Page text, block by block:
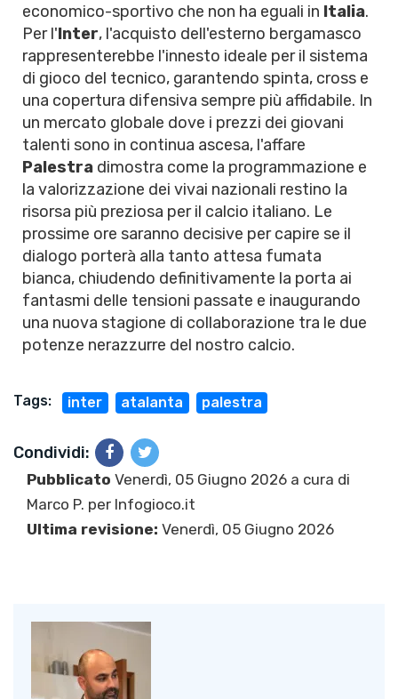
economico-sportivo che non ha eguali in Italia.
Per l'Inter, l'acquisto dell'esterno bergamasco
rappresenterebbe l'innesto ideale per il sistema
di gioco del tecnico, garantendo spinta, cross e
una copertura difensiva sempre più affidabile. In
un mercato globale dove i prezzi dei giovani
talenti sono in continua ascesa, l'affare
Palestra dimostra come la programmazione e
la valorizzazione dei vivai nazionali restino la
risorsa più preziosa per il calcio italiano. Le
prossime ore saranno decisive per capire se il
dialogo porterà alla tanto attesa fumata
bianca, chiudendo definitivamente la porta ai
fantasmi delle tensioni passate e inaugurando
una nuova stagione di collaborazione tra le due
potenze nerazzurre del nostro calcio.
Tags: inter atalanta palestra
Condividi:
Pubblicato Venerdì, 05 Giugno 2026 a cura di
Marco P. per Infogioco.it
Ultima revisione: Venerdì, 05 Giugno 2026